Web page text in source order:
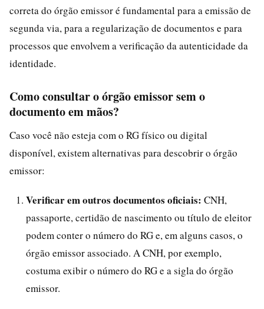
correta do órgão emissor é fundamental para a emissão de
segunda via, para a regularização de documentos e para
processos que envolvem a verificação da autenticidade da
identidade.
Como consultar o órgão emissor sem o
documento em mãos?
Caso você não esteja com o RG físico ou digital
disponível, existem alternativas para descobrir o órgão
emissor:
Verificar em outros documentos oficiais: CNH,
passaporte, certidão de nascimento ou título de eleitor
podem conter o número do RG e, em alguns casos, o
órgão emissor associado. A CNH, por exemplo,
costuma exibir o número do RG e a sigla do órgão
emissor.